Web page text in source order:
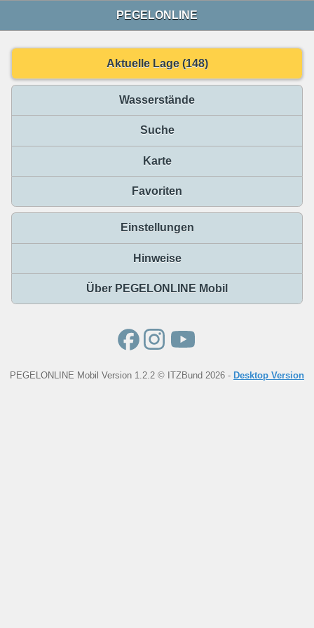
PEGELONLINE
Aktuelle Lage (148)
Wasserstände
Suche
Karte
Favoriten
Einstellungen
Hinweise
Über PEGELONLINE Mobil
PEGELONLINE Mobil Version 1.2.2 © ITZBund 2026 - Desktop Version